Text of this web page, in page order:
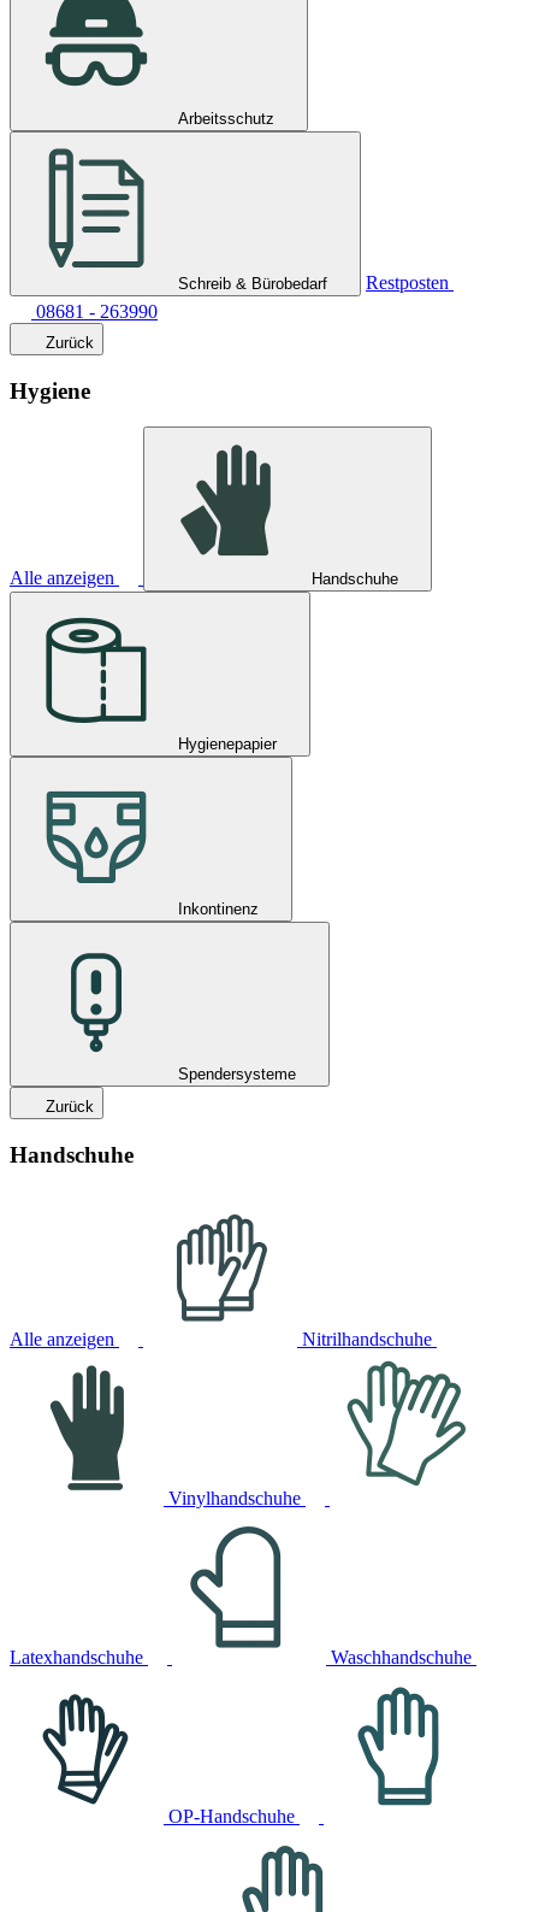
Arbeitsschutz
Schreib & Bürobedarf
Restposten
08681 - 263990
Zurück
Hygiene
Alle anzeigen Handschuhe
Hygienepapier
Inkontinenz
Spendersysteme
Zurück
Handschuhe
Alle anzeigen Nitrilhandschuhe
Vinylhandschuhe
Latexhandschuhe Waschhandschuhe
OP-Handschuhe